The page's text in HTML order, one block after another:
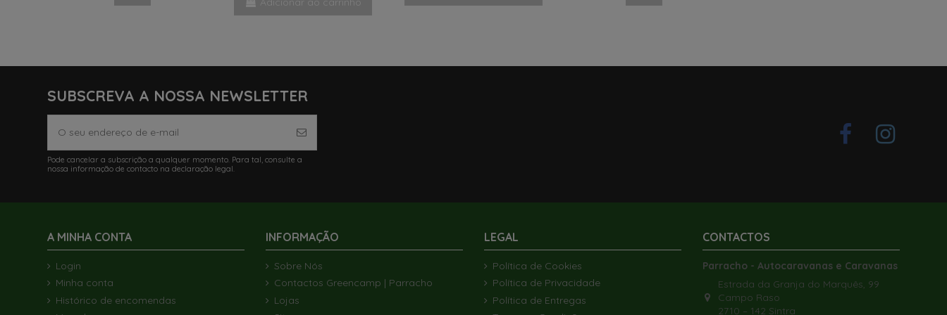
SUBSCREVA A NOSSA NEWSLETTER
Pode cancelar a subscrição a qualquer momento. Para tal, consulte a
nossa informação de contacto na declaração legal.
A MINHA CONTA
Login
Minha conta
Histórico de encomendas
INFORMAÇÃO
Sobre Nós
Contactos Greencamp | Parracho
Lojas
LEGAL
Política de Cookies
Política de Privacidade
Política de Entregas
CONTACTOS
Parracho - Autocaravanas e Caravanas
Estrada da Granja do Marquês, 99
Campo Raso
2710 – 142 Sintra